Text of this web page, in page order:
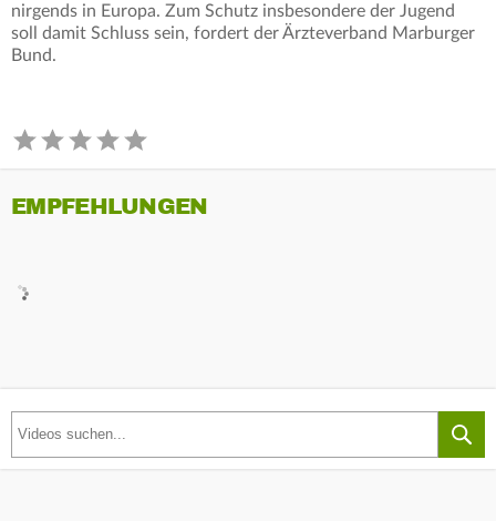
nirgends in Europa. Zum Schutz insbesondere der Jugend
soll damit Schluss sein, fordert der Ärzteverband Marburger
Bund.
EMPFEHLUNGEN